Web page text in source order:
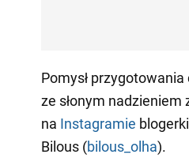
Pomysł
ze słonym nadzieniem
na Instagramie
Bilous (bilous_olha).